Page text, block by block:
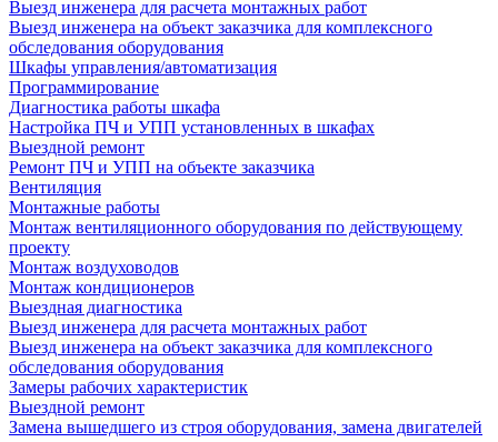
Выезд инженера для расчета монтажных работ
Выезд инженера на объект заказчика для комплексного
обследования оборудования
Шкафы управления/автоматизация
Программирование
Диагностика работы шкафа
Настройка ПЧ и УПП установленных в шкафах
Выездной ремонт
Ремонт ПЧ и УПП на объекте заказчика
Вентиляция
Монтажные работы
Монтаж вентиляционного оборудования по действующему
проекту
Монтаж воздуховодов
Монтаж кондиционеров
Выездная диагностика
Выезд инженера для расчета монтажных работ
Выезд инженера на объект заказчика для комплексного
обследования оборудования
Замеры рабочих характеристик
Выездной ремонт
Замена вышедшего из строя оборудования, замена двигателей